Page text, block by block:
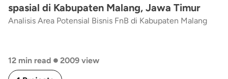
spasial di Kabupaten Malang, Jawa Timur
Analisis Area Potensial Bisnis FnB di Kabupaten Malang
12 min read • 2009 view